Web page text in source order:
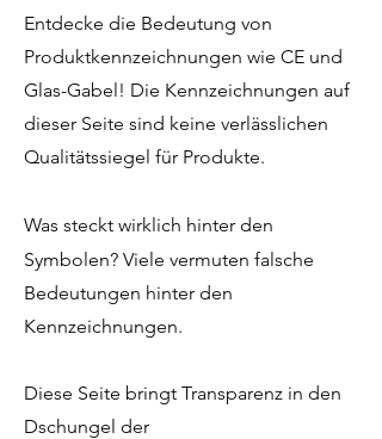
Entdecke die Bedeutung von
Produktkennzeichnungen wie CE und
Glas-Gabel! Die Kennzeichnungen auf
dieser Seite sind keine verlässlichen
Qualitätssiegel für Produkte.
Was steckt wirklich hinter den
Symbolen? Viele vermuten falsche
Bedeutungen hinter den
Kennzeichnungen.
Diese Seite bringt Transparenz in den
Dschungel der